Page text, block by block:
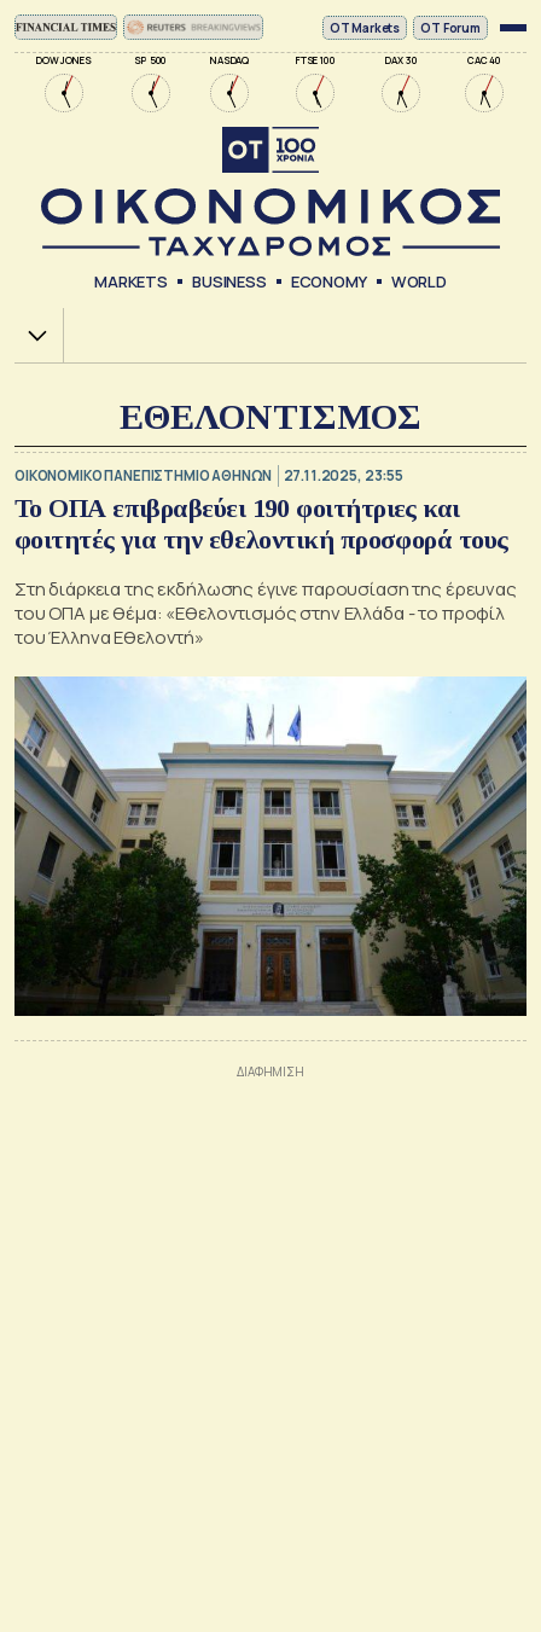
DOW JONES SP 500 NASDAQ FTSE 100 DAX 30 CAC 40
ΟΤ Markets OT Forum
MARKETS BUSINESS ECONOMY WORLD
Χ.Α.
ΕΘΕΛΟΝΤΙΣΜΟΣ
ΟΙΚΟΝΟΜΙΚΟ ΠΑΝΕΠΙΣΤΗΜΙΟ ΑΘΗΝΩΝ 27.11.2025, 23:55
Το ΟΠΑ επιβραβεύει 190 φοιτήτριες και
φοιτητές για την εθελοντική προσφορά τους
Στη διάρκεια της εκδήλωσης έγινε παρουσίαση της έρευνας
του ΟΠΑ με θέμα: «Εθελοντισμός στην Ελλάδα - το προφίλ
του Έλληνα Εθελοντή»